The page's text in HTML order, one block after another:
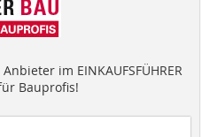
im EINKAUFSFÜHRER
Bauprofis!